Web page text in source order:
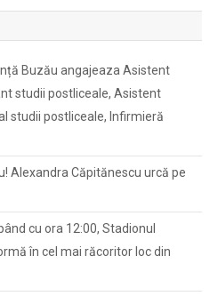
Buzău angajeaza Asistent
studii postliceale, Asistent
studii postliceale, Infirmieră
Alexandra Căpitănescu urcă pe
cu ora 12:00, Stadionul
în cel mai răcoritor loc din